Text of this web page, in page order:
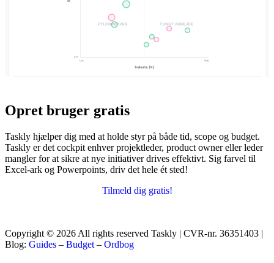
Opret bruger gratis
Taskly hjælper dig med at holde styr på både tid, scope og budget.
Taskly er det cockpit enhver projektleder, product owner eller leder
mangler for at sikre at nye initiativer drives effektivt. Sig farvel til
Excel-ark og Powerpoints, driv det hele ét sted!
Tilmeld dig gratis!
Copyright © 2026 All rights reserved Taskly | CVR-nr. 36351403 |
Blog: Guides – Budget – Ordbog